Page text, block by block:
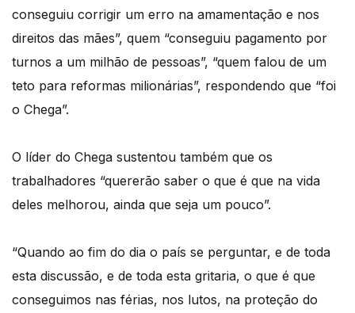
conseguiu corrigir um erro na amamentação e nos
direitos das mães”, quem “conseguiu pagamento por
turnos a um milhão de pessoas”, “quem falou de um
teto para reformas milionárias”, respondendo que “foi
o Chega”.
O líder do Chega sustentou também que os
trabalhadores “quererão saber o que é que na vida
deles melhorou, ainda que seja um pouco”.
“Quando ao fim do dia o país se perguntar, e de toda
esta discussão, e de toda esta gritaria, o que é que
conseguimos nas férias, nos lutos, na proteção do